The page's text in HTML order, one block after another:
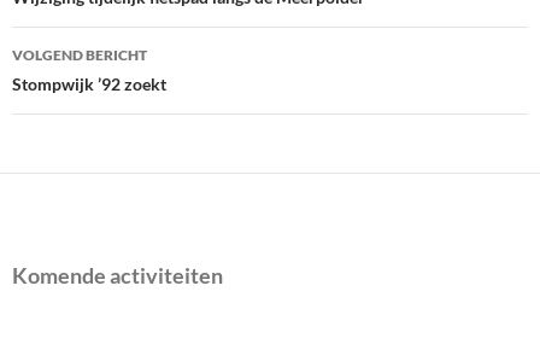
VOLGEND BERICHT
Stompwijk ’92 zoekt
Komende activiteiten